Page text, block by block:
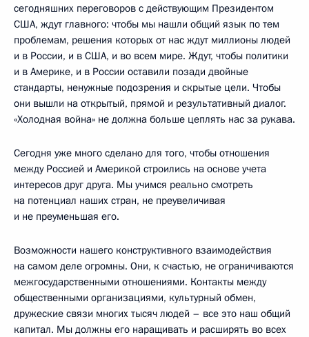
сегодняшних переговоров с действующим Президентом
США, ждут главного: чтобы мы нашли общий язык по тем
проблемам, решения которых от нас ждут миллионы людей
и в России, и в США, и во всем мире. Ждут, чтобы политики
и в Америке, и в России оставили позади двойные
стандарты, ненужные подозрения и скрытые цели. Чтобы
они вышли на открытый, прямой и результативный диалог.
«Холодная война» не должна больше цеплять нас за рукава.
Сегодня уже много сделано для того, чтобы отношения
между Россией и Америкой строились на основе учета
интересов друг друга. Мы учимся реально смотреть
на потенциал наших стран, не преувеличивая
и не преуменьшая его.
Возможности нашего конструктивного взаимодействия
на самом деле огромны. Они, к счастью, не ограничиваются
межгосударственными отношениями. Контакты между
общественными организациями, культурный обмен,
дружеские связи многих тысяч людей – все это наш общий
капитал. Мы должны его наращивать и расширять во всех